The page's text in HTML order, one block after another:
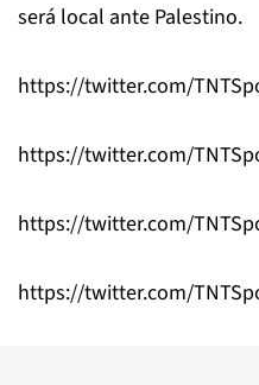
será local ante Palestino.
https://twitter.com/
https://twitter.com/
https://twitter.com/
https://twitter.com/